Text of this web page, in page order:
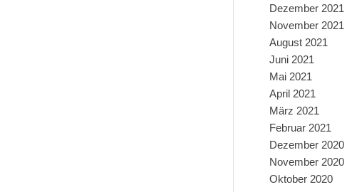
Dezember 2021
November 2021
August 2021
Juni 2021
Mai 2021
April 2021
März 2021
Februar 2021
Dezember 2020
November 2020
Oktober 2020